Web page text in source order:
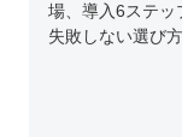
オフショア開
進め方を紹介